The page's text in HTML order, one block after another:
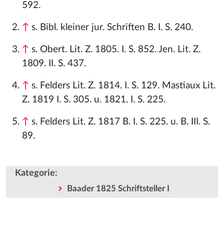
592.
↑ s. Bibl. kleiner jur. Schriften B. I. S. 240.
↑ s. Obert. Lit. Z. 1805. I. S. 852. Jen. Lit. Z.
1809. II. S. 437.
↑ s. Felders Lit. Z. 1814. I. S. 129. Mastiaux Lit.
Z. 1819 I. S. 305. u. 1821. I. S. 225.
↑ s. Felders Lit. Z. 1817 B. I. S. 225. u. B. III. S.
89.
Kategorie:
Baader 1825 Schriftsteller I